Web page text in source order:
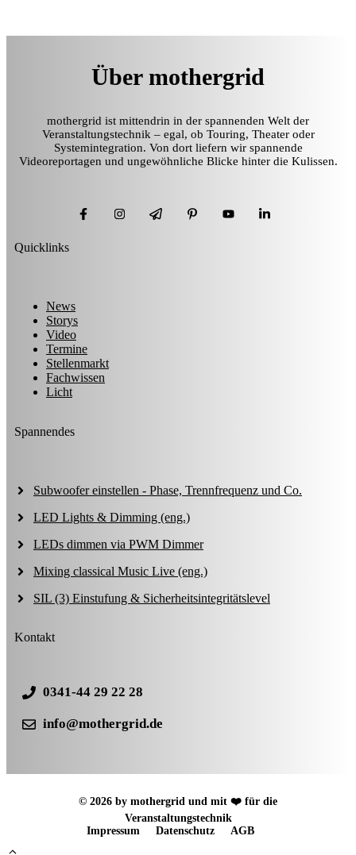
Über mothergrid
mothergrid ist mittendrin in der spannenden Welt der
Veranstaltungstechnik – egal, ob Touring, Theater oder
Systemintegration. Von dort liefern wir spannende
Videoreportagen und ungewöhnliche Blicke hinter die Kulissen.
Quicklinks
News
Storys
Video
Termine
Stellenmarkt
Fachwissen
Licht
Spannendes
Subwoofer einstellen - Phase, Trennfrequenz und Co.
LED Lights & Dimming (eng.)
LEDs dimmen via PWM Dimmer
Mixing classical Music Live (eng.)
SIL (3) Einstufung & Sicherheitsintegritätslevel
Kontakt
0341-44 29 22 28
info@mothergrid.de
© 2026 by mothergrid und mit ❤️ für die
Veranstaltungstechnik
Impressum
Datenschutz AGB